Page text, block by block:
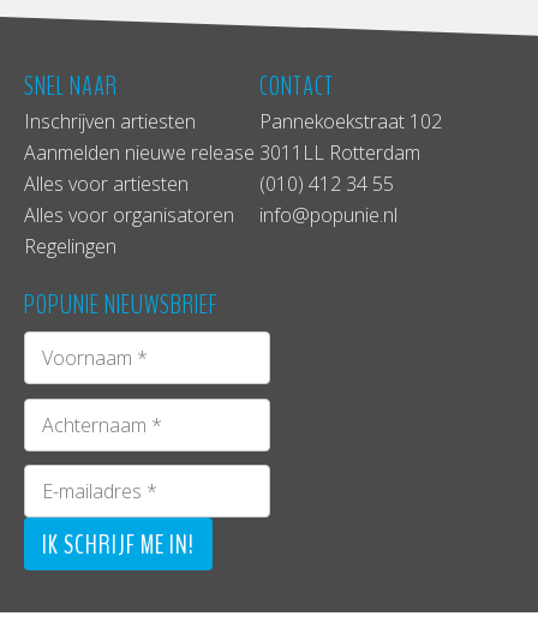
SNEL NAAR
Inschrijven artiesten
Aanmelden nieuwe release
Alles voor artiesten
Alles voor organisatoren
Regelingen
CONTACT
Pannekoekstraat 102
3011LL Rotterdam
(010) 412 34 55
info@popunie.nl
POPUNIE NIEUWSBRIEF